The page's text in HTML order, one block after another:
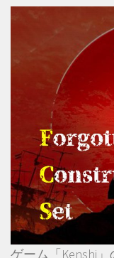
ゲーム「Kenshi